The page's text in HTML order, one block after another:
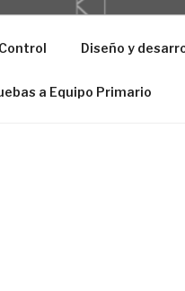
Diseño y
a Equipo Primario